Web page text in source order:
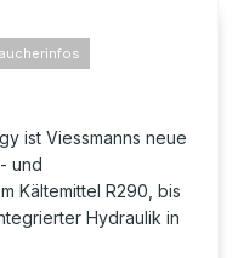
ist Viessmanns neue
und
Kältemittel R290, bis
Hydraulik in